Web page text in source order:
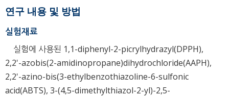
연구 내용 및 방법
실험재료
실험에 사용된 1,1-diphenyl-2-picrylhydrazyl(DPPH),
2,2'-azobis(2-amidinopropane)dihydrochloride(AAPH),
2,2'-azino-bis(3-ethylbenzothiazoline-6-sulfonic
acid(ABTS), 3-(4,5-dimethylthiazol-2-yl)-2,5-